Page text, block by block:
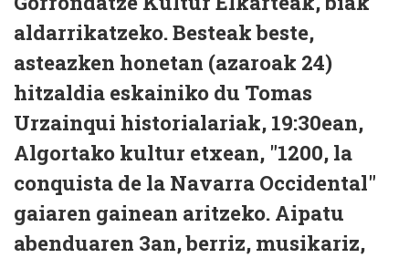
aldarrikatzeko. Besteak beste,
asteazken honetan (azaroak 24)
hitzaldia eskainiko du Tomas
Urzainqui historialariak, 19:30ean,
Algortako kultur etxean, "1200, la
conquista de la Navarra Occidental"
gaiaren gainean aritzeko. Aipatu
abenduaren 3an, berriz, musikariz,